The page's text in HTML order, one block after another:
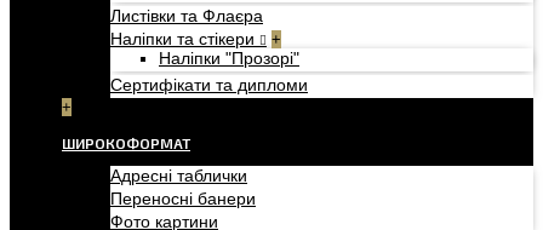
Листівки та Флаєра
Наліпки та стікери
+
Наліпки "Прозорі"
Сертифікати та дипломи
+
ШИРОКОФОРМАТ
Адресні таблички
Переносні банери
Фото картини